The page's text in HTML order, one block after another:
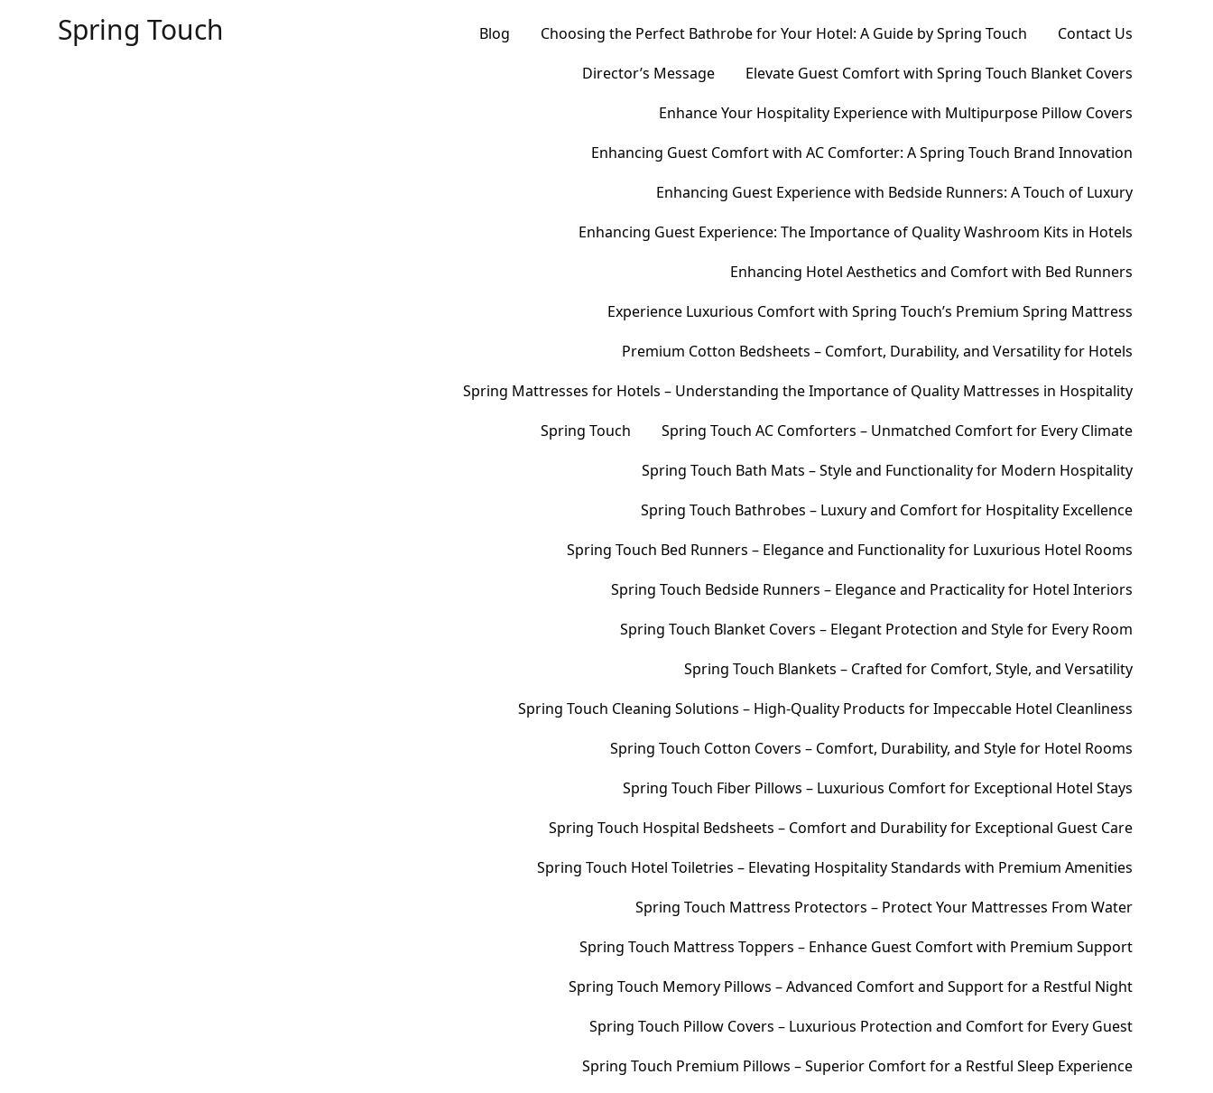
Spring Touch Blog Choosing the Perfect Bathrobe for Your Hotel: A Guide by Spring Touch
Contact Us
Director’s Message
Elevate Guest Comfort with Spring Touch Blanket Covers
Enhance Your Hospitality Experience with Multipurpose Pillow Covers
Enhancing Guest Comfort with AC Comforter: A Spring Touch Brand Innovation
Enhancing Guest Experience with Bedside Runners: A Touch of Luxury
Enhancing Guest Experience: The Importance of Quality Washroom Kits in Hotels
Enhancing Hotel Aesthetics and Comfort with Bed Runners
Experience Luxurious Comfort with Spring Touch’s Premium Spring Mattress
Premium Cotton Bedsheets – Comfort, Durability, and Versatility for Hotels
Spring Mattresses for Hotels – Understanding the Importance of Quality Mattresses in Hospitality
Spring Touch
Spring Touch AC Comforters – Unmatched Comfort for Every Climate
Spring Touch Bath Mats – Style and Functionality for Modern Hospitality
Spring Touch Bathrobes – Luxury and Comfort for Hospitality Excellence
Spring Touch Bed Runners – Elegance and Functionality for Luxurious Hotel Rooms
Spring Touch Bedside Runners – Elegance and Practicality for Hotel Interiors
Spring Touch Blanket Covers – Elegant Protection and Style for Every Room
Spring Touch Blankets – Crafted for Comfort, Style, and Versatility
Spring Touch Cleaning Solutions – High-Quality Products for Impeccable Hotel Cleanliness
Spring Touch Cotton Covers – Comfort, Durability, and Style for Hotel Rooms
Spring Touch Fiber Pillows – Luxurious Comfort for Exceptional Hotel Stays
Spring Touch Hospital Bedsheets – Comfort and Durability for Exceptional Guest Care
Spring Touch Hotel Toiletries – Elevating Hospitality Standards with Premium Amenities
Spring Touch Mattress Protectors – Protect Your Mattresses From Water
Spring Touch Mattress Toppers – Enhance Guest Comfort with Premium Support
Spring Touch Memory Pillows – Advanced Comfort and Support for a Restful Night
Spring Touch Pillow Covers – Luxurious Protection and Comfort for Every Guest
Spring Touch Premium Pillows – Superior Comfort for a Restful Sleep Experience